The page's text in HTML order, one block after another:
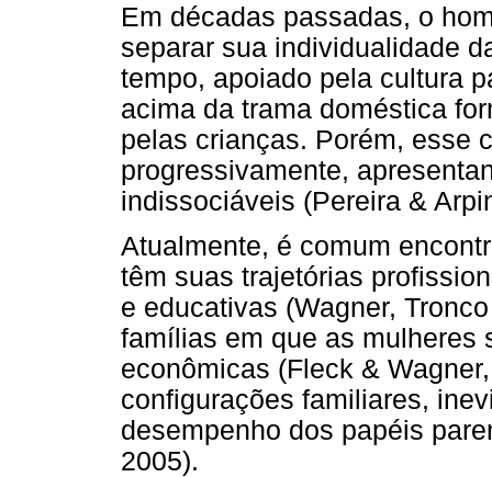
Em décadas passadas, o
separar sua individualidade
tempo, apoiado pela cultura
acima da trama doméstica
pelas crianças. Porém, esse
progressivamente,
indissociáveis (Pereira &
Atualmente, é comum
têm suas trajetórias
e educativas (Wagner,
famílias em que as mulheres
econômicas (Fleck &
configurações familiares,
desempenho dos papéis
2005).